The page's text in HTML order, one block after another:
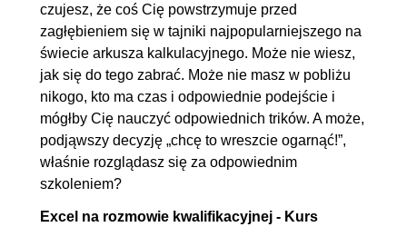
bezwzględne
7. Tabele dynamiczne 00:08:29
7.1. Dlaczego tabela to taki
gamechanger?
00:08:29
8. Funkcje wyszukiwania 00:26:57
8.1. Cel wykorzystania i zasady
działania
czujesz, że coś Cię powstrzymuje przed
zagłębieniem się w tajniki najpopularniejszego na
świecie arkusza kalkulacyjnego. Może nie wiesz,
jak się do tego zabrać. Może nie masz w pobliżu
nikogo, kto ma czas i odpowiednie podejście i
mógłby Cię nauczyć odpowiednich trików. A może,
podjąwszy decyzję „chcę to wreszcie ogarnąć!”,
właśnie rozglądasz się za odpowiednim
szkoleniem?
Excel na rozmowie kwalifikacyjnej - Kurs